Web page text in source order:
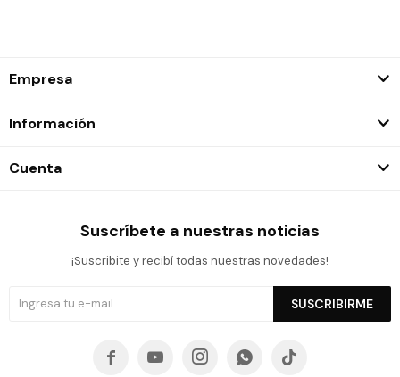
Empresa
Información
Cuenta
Suscríbete a nuestras noticias
¡Suscribite y recibí todas nuestras novedades!
SUSCRIBIRME
    